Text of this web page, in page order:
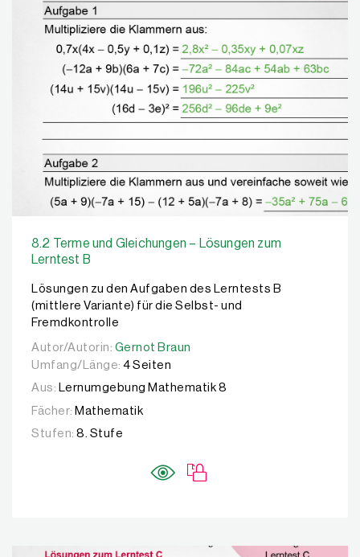
8.2 Terme und Gleichungen – Lösungen zum
Lerntest B
Lösungen zu den Aufgaben des Lerntests B
(mittlere Variante) für die Selbst- und
Fremdkontrolle
Autor/Autorin: Gernot Braun
Autor/Autorin: Gernot Braun
Umfang/Länge: 4 Seiten
Aus: Lernumgebung Mathematik 8
Fächer: Mathematik
Stufen: 8. Stufe